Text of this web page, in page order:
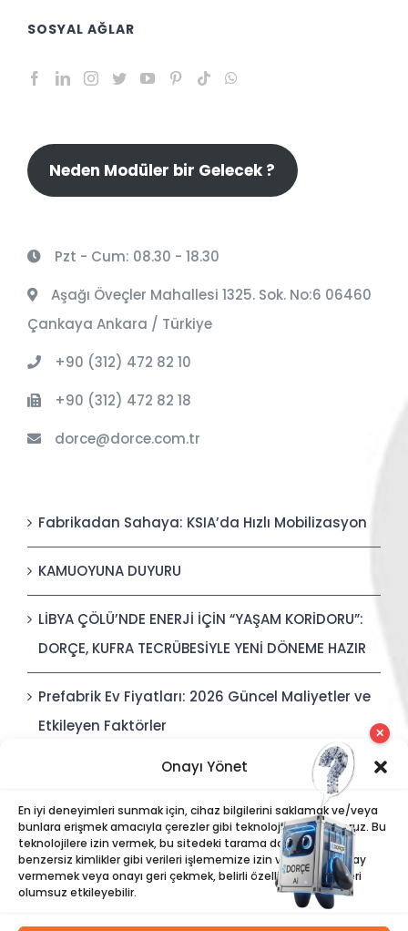
Onayı Yönet
En iyi deneyimleri sunmak için, cihaz bilgilerini saklamak ve/veya
bunlara erişmek amacıyla çerezler gibi teknolojiler kullanıyoruz. Bu
teknolojilere izin vermek, bu sitedeki tarama davranışı veya
benzersiz kimlikler gibi verileri işlememize izin verecektir. Onay
vermemek veya onayı geri çekmek, belirli özellikleri ve işlevleri
olumsuz etkileyebilir.
SOSYAL AĞLAR
Neden Modüler bir Gelecek ?
Pzt - Cum: 08.30 - 18.30
Aşağı Öveçler Mahallesi 1325. Sok. No:6 06460
Çankaya Ankara / Türkiye
+90 (312) 472 82 10
+90 (312) 472 82 18
dorce@dorce.com.tr
Fabrikadan Sahaya: KSIA’da Hızlı Mobilizasyon
KAMUOYUNA DUYURU
LİBYA ÇÖLÜ’NDE ENERJİ İÇİN “YAŞAM KORİDORU”:
DORÇE, KUFRA TECRÜBESİYLE YENİ DÖNEME HAZIR
Prefabrik Ev Fiyatları: 2026 Güncel Maliyetler ve
Etkileyen Faktörler
Polis Karakolları: Güvenli, Entegre ve Hızlı İnşa
Edilebilir Kamu Güvenliği Yapıları
✕